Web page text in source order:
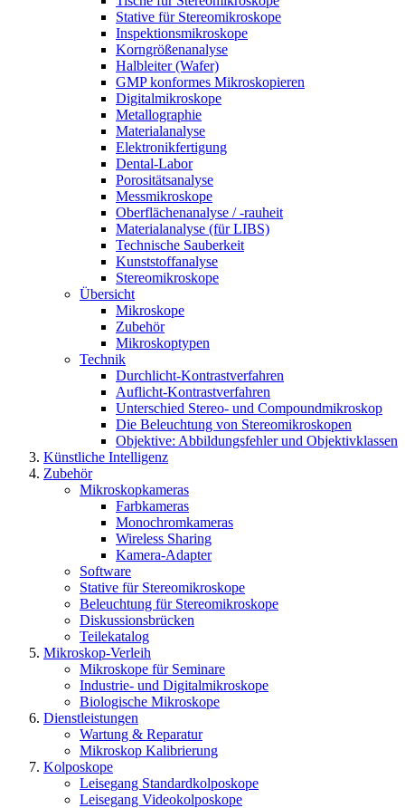
Stative für Stereomikroskope
Inspektionsmikroskope
Korngrößenanalyse
Halbleiter (Wafer)
GMP konformes Mikroskopieren
Digitalmikroskope
Metallographie
Materialanalyse
Elektronikfertigung
Dental-Labor
Porositätsanalyse
Messmikroskope
Oberflächenanalyse / -rauheit
Materialanalyse (für LIBS)
Technische Sauberkeit
Kunststoffanalyse
Stereomikroskope
Übersicht
Mikroskope
Zubehör
Mikroskoptypen
Technik
Durchlicht-Kontrastverfahren
Auflicht-Kontrastverfahren
Unterschied Stereo- und Compoundmikroskop
Die Beleuchtung von Stereomikroskopen
Objektive: Abbildungsfehler und Objektivklassen
Künstliche Intelligenz
Zubehör
Mikroskopkameras
Farbkameras
Monochromkameras
Wireless Sharing
Kamera-Adapter
Software
Stative für Stereomikroskope
Beleuchtung für Stereomikroskope
Diskussionsbrücken
Teilekatalog
Mikroskop-Verleih
Mikroskope für Seminare
Industrie- und Digitalmikroskope
Biologische Mikroskope
Dienstleistungen
Wartung & Reparatur
Mikroskop Kalibrierung
Kolposkope
Leisegang Standardkolposkope
Leisegang Videokolposkope